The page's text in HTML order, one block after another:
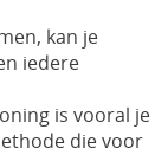
kan je
iedere
is vooral je
die voor